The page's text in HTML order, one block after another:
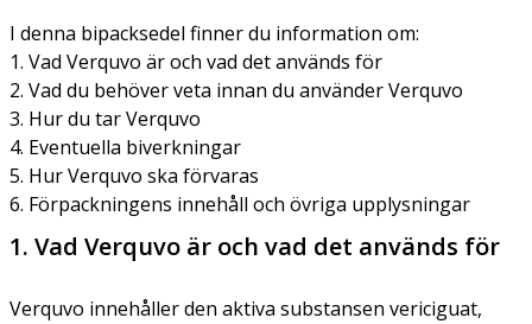
I denna bipacksedel finner du information om:
1. Vad Verquvo är och vad det används för
2. Vad du behöver veta innan du använder Verquvo
3. Hur du tar Verquvo
4. Eventuella biverkningar
5. Hur Verquvo ska förvaras
6. Förpackningens innehåll och övriga upplysningar
1. Vad Verquvo är och vad det används för
Verquvo innehåller den aktiva substansen vericiguat,